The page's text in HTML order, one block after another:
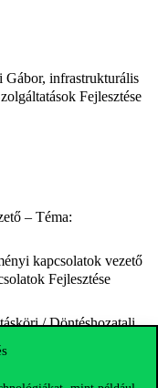
infrastrukturális
Fejlesztése
– Téma:
kapcsolatok vezető
Fejlesztése
/ Döntéshozatali